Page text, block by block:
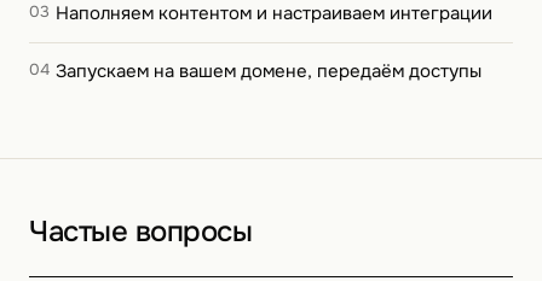
03 Наполняем контентом и настраиваем интеграции
04 Запускаем на вашем домене, передаём доступы
Частые вопросы